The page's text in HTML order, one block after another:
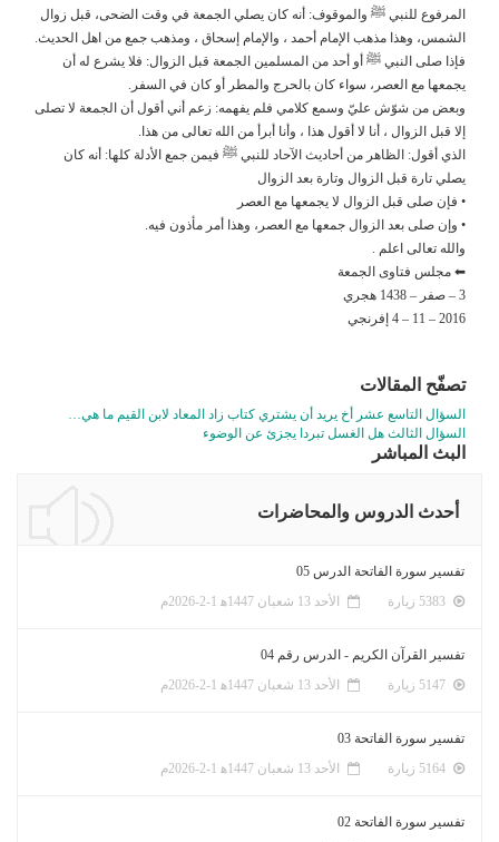
المرفوع للنبي ﷺ والموقوف: أنه كان يصلي الجمعة في وقت الضحى، قبل زوال
الشمس، وهذا مذهب الإمام أحمد ، والإمام إسحاق ، ومذهب جمع من اهل الحديث.
فإذا صلى النبي ﷺ أو أحد من المسلمين الجمعة قبل الزوال: فلا يشرع له أن
يجمعها مع العصر، سواء كان بالحرج والمطر أو كان في السفر.
وبعض من شوّش عليّ وسمع كلامي فلم يفهمه: زعم أني أقول أن الجمعة لا تصلى
إلا قبل الزوال ، أنا لا أقول هذا ، وأنا أبرأ من الله تعالى من هذا.
الذي أقول: الظاهر من أحاديث الآحاد للنبي ﷺ فيمن جمع الأدلة كلها: أنه كان
يصلي تارة قبل الزوال وتارة بعد الزوال
• فإن صلى قبل الزوال لا يجمعها مع العصر
• وإن صلى بعد الزوال جمعها مع العصر، وهذا أمر مأذون فيه.
والله تعالى اعلم .
⬅ مجلس فتاوى الجمعة
3 – صفر – 1438 هجري
2016 – 11 – 4 إفرنجي
تصفّح المقالات
السؤال التاسع عشر أخ يريد أن يشتري كتاب زاد المعاد لابن القيم ما هي…
السؤال الثالث هل الغسل تبردا يجزئ عن الوضوء
البث المباشر
أحدث الدروس والمحاضرات
تفسير سورة الفاتحة الدرس 05
الأحد 13 شعبان 1447ﻫ 1-2-2026م
تفسير القرآن الكريم - الدرس رقم 04
الأحد 13 شعبان 1447ﻫ 1-2-2026م
تفسير سورة الفاتحة 03
الأحد 13 شعبان 1447ﻫ 1-2-2026م
تفسير سورة الفاتحة 02